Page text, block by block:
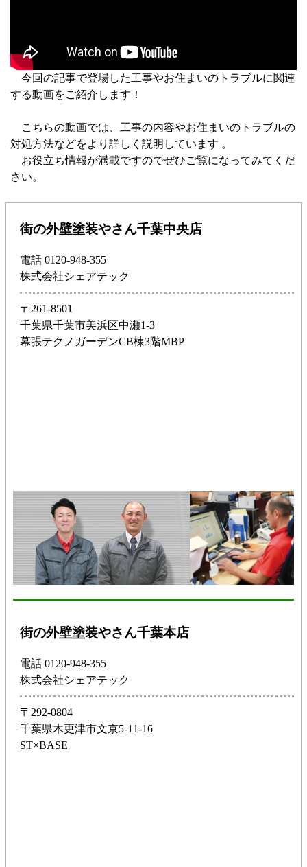
今回の記事で登場した工事やお住まいのトラブルに関連
する動画をご紹介します！
こちらの動画では、工事の内容やお住まいのトラブルの
対処方法などをより詳しく説明しています 。
お役立ち情報が満載ですのでぜひご覧になってみてくだ
さい。
街の外壁塗装やさん千葉中央店
電話 0120-948-355
株式会社シェアテック
〒261-8501
千葉県千葉市美浜区中瀬1-3
幕張テクノガーデンCB棟3階MBP
街の外壁塗装やさん千葉本店
電話 0120-948-355
株式会社シェアテック
〒292-0804
千葉県木更津市文京5-11-16
ST×BASE